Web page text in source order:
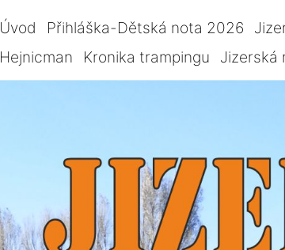
Úvod Přihláška-Dětská nota 2026
Hejnicman
Kronika trampingu Jizerská